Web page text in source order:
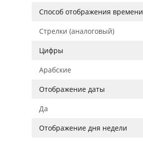
Способ отображения времени
Стрелки (аналоговый)
Цифры
Арабские
Отображение даты
Да
Отображение дня недели